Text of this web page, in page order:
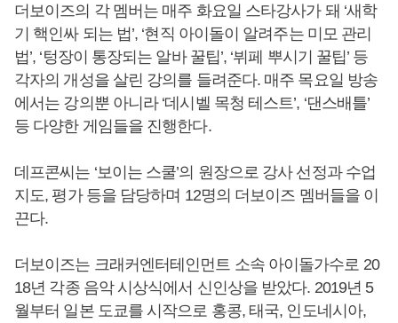
더보이즈의 각 멤버는 매주 화요일 스타강사가 돼 ‘새학
기 핵인싸 되는 법’, ‘현직 아이돌이 알려주는 미모 관리
법’, ‘텅장이 통장되는 알바 꿀팁’, ‘뷔페 뿌시기 꿀팁’ 등
각자의 개성을 살린 강의를 들려준다. 매주 목요일 방송
에서는 강의뿐 아니라 ‘데시벨 목청 테스트’, ‘댄스배틀’
등 다양한 게임들을 진행한다.
데프콘씨는 ‘보이는 스쿨’의 원장으로 강사 선정과 수업
지도, 평가 등을 담당하며 12명의 더보이즈 멤버들을 이
끈다.
더보이즈는 크래커엔터테인먼트 소속 아이돌가수로 20
18년 각종 음악 시상식에서 신인상을 받았다. 2019년 5
월부터 일본 도쿄를 시작으로 홍콩, 태국, 인도네시아,